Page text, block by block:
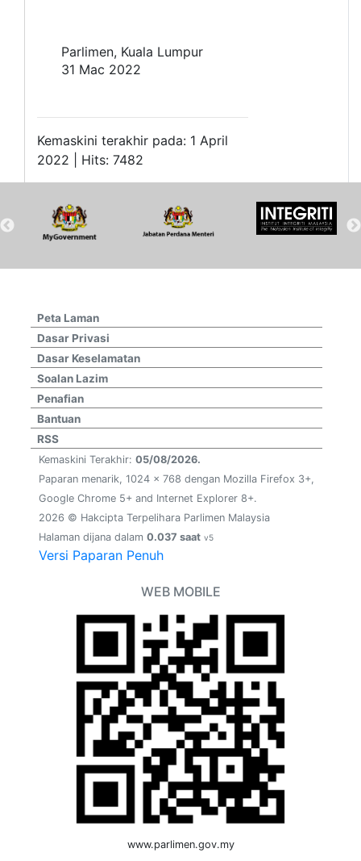
Parlimen, Kuala Lumpur
31 Mac 2022
Kemaskini terakhir pada: 1 April
2022 | Hits: 7482
Peta Laman
Dasar Privasi
Dasar Keselamatan
Soalan Lazim
Penafian
Bantuan
RSS
Kemaskini Terakhir: 05/08/2026.
Paparan menarik, 1024 x 768 dengan Mozilla Firefox 3+,
Google Chrome 5+ and Internet Explorer 8+.
2026 © Hakcipta Terpelihara Parlimen Malaysia
Halaman dijana dalam 0.037 saat v5
Versi Paparan Penuh
WEB MOBILE
www.parlimen.gov.my